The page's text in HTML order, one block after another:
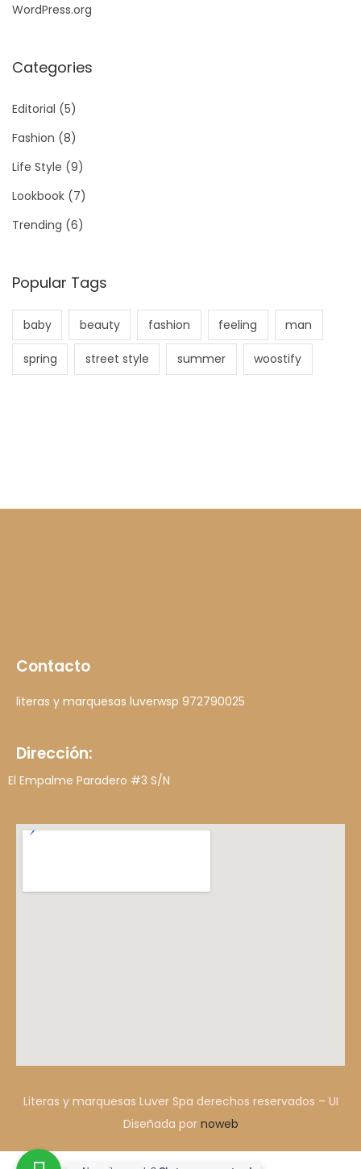
WordPress.org
Categories
Editorial (5)
Fashion (8)
Life Style (9)
Lookbook (7)
Trending (6)
Popular Tags
baby beauty fashion feeling man
spring street style summer woostify
Contacto
literas y marquesas luverwsp 972790025
Dirección:
El Empalme Paradero #3 S/N
Literas y marquesas Luver Spa derechos reservados – UI
Diseñada por noweb